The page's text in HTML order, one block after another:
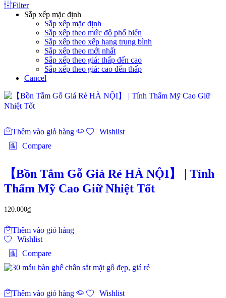
Filter
Sắp xếp mặc định
Sắp xếp mặc định
Sắp xếp theo mức độ phổ biến
Sắp xếp theo xếp hạng trung bình
Sắp xếp theo mới nhất
Sắp xếp theo giá: thấp đến cao
Sắp xếp theo giá: cao đến thấp
Cancel
Thêm vào giỏ hàng
Wishlist
Compare
【Bồn Tắm Gỗ Giá Rẻ HÀ NỘI】 | Tính
Thẩm Mỹ Cao Giữ Nhiệt Tốt‎
120.000₫
Thêm vào giỏ hàng
Wishlist
Compare
Thêm vào giỏ hàng
Wishlist